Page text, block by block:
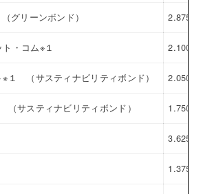
リーンボンド） 2.875%
・コム※１ 2.100%
※１ （サスティナビリティボンド） 2.050%
サスティナビリティボンド） 1.750%
3.625%
1.375%